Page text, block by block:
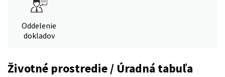
Oddelenie
dokladov
Životné prostredie / Úradná tabuľa